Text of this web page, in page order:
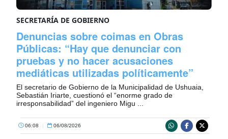
SECRETARÍA DE GOBIERNO
Denuncias sobre coimas en Obras
Públicas: “Hay que denunciar con
pruebas y no hacer acusaciones
mediáticas utilizadas políticamente”
El secretario de Gobierno de la Municipalidad de Ushuaia,
Sebastián Iriarte, cuestionó el “enorme grado de
irresponsabilidad” del ingeniero Migu ...
06:08 | 06/08/2026